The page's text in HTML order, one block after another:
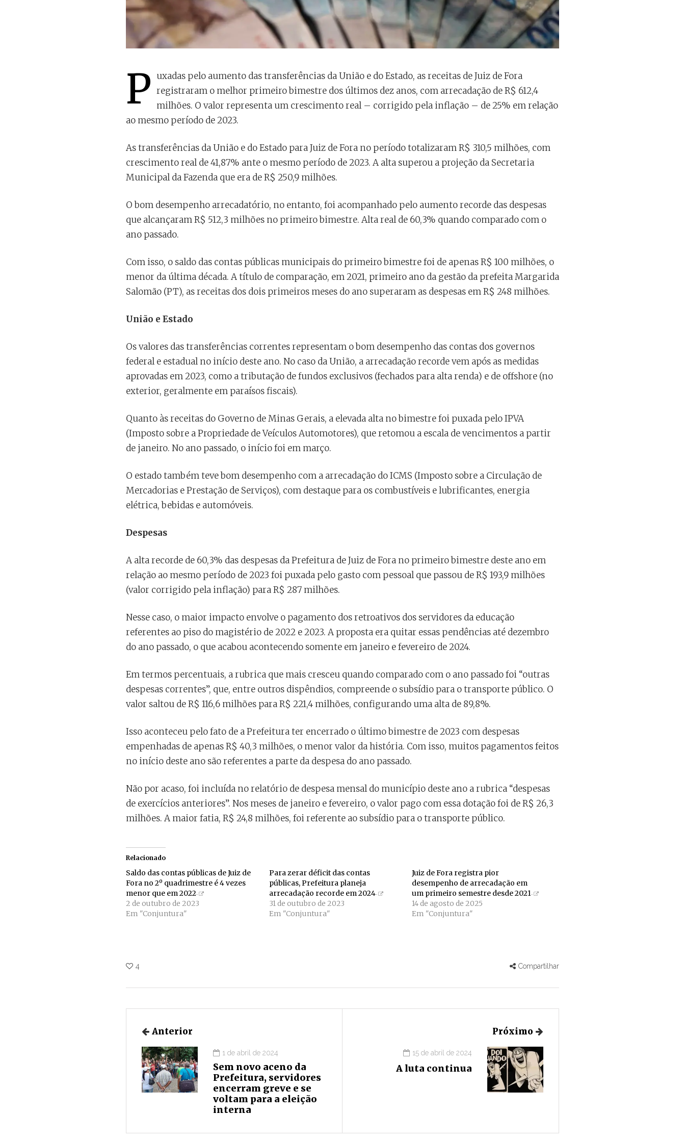
P uxadas pelo aumento das transferências da União e do Estado, as receitas de Juiz de Fora
registraram o melhor primeiro bimestre dos últimos dez anos, com arrecadação de R$ 612,4
milhões. O valor representa um crescimento real – corrigido pela inflação – de 25% em relação
ao mesmo período de 2023.
As transferências da União e do Estado para Juiz de Fora no período totalizaram R$ 310,5 milhões, com
crescimento real de 41,87% ante o mesmo período de 2023. A alta superou a projeção da Secretaria
Municipal da Fazenda que era de R$ 250,9 milhões.
O bom desempenho arrecadatório, no entanto, foi acompanhado pelo aumento recorde das despesas
que alcançaram R$ 512,3 milhões no primeiro bimestre. Alta real de 60,3% quando comparado com o
ano passado.
Com isso, o saldo das contas públicas municipais do primeiro bimestre foi de apenas R$ 100 milhões, o
menor da última década. A título de comparação, em 2021, primeiro ano da gestão da prefeita Margarida
Salomão (PT), as receitas dos dois primeiros meses do ano superaram as despesas em R$ 248 milhões.
União e Estado
Os valores das transferências correntes representam o bom desempenho das contas dos governos
federal e estadual no início deste ano. No caso da União, a arrecadação recorde vem após as medidas
aprovadas em 2023, como a tributação de fundos exclusivos (fechados para alta renda) e de offshore (no
exterior, geralmente em paraísos fiscais).
Quanto às receitas do Governo de Minas Gerais, a elevada alta no bimestre foi puxada pelo IPVA
(Imposto sobre a Propriedade de Veículos Automotores), que retomou a escala de vencimentos a partir
de janeiro. No ano passado, o início foi em março.
O estado também teve bom desempenho com a arrecadação do ICMS (Imposto sobre a Circulação de
Mercadorias e Prestação de Serviços), com destaque para os combustíveis e lubrificantes, energia
elétrica, bebidas e automóveis.
Despesas
A alta recorde de 60,3% das despesas da Prefeitura de Juiz de Fora no primeiro bimestre deste ano em
relação ao mesmo período de 2023 foi puxada pelo gasto com pessoal que passou de R$ 193,9 milhões
(valor corrigido pela inflação) para R$ 287 milhões.
Nesse caso, o maior impacto envolve o pagamento dos retroativos dos servidores da educação
referentes ao piso do magistério de 2022 e 2023. A proposta era quitar essas pendências até dezembro
do ano passado, o que acabou acontecendo somente em janeiro e fevereiro de 2024.
Em termos percentuais, a rubrica que mais cresceu quando comparado com o ano passado foi “outras
despesas correntes”, que, entre outros dispêndios, compreende o subsídio para o transporte público. O
valor saltou de R$ 116,6 milhões para R$ 221,4 milhões, configurando uma alta de 89,8%.
Isso aconteceu pelo fato de a Prefeitura ter encerrado o último bimestre de 2023 com despesas
empenhadas de apenas R$ 40,3 milhões, o menor valor da história. Com isso, muitos pagamentos feitos
no início deste ano são referentes a parte da despesa do ano passado.
Não por acaso, foi incluída no relatório de despesa mensal do município deste ano a rubrica “despesas
de exercícios anteriores”. Nos meses de janeiro e fevereiro, o valor pago com essa dotação foi de R$ 26,3
milhões. A maior fatia, R$ 24,8 milhões, foi referente ao subsídio para o transporte público.
Relacionado
Saldo das contas públicas de Juiz de
Fora no 2º quadrimestre é 4 vezes
menor que em 2022
2 de outubro de 2023
Em "Conjuntura"
Para zerar déficit das contas
públicas, Prefeitura planeja
arrecadação recorde em 2024
31 de outubro de 2023
Em "Conjuntura"
Juiz de Fora registra pior
desempenho de arrecadação em
um primeiro semestre desde 2021
14 de agosto de 2025
Em "Conjuntura"
4 Compartilhar
Anterior
1 de abril de 2024
Sem novo aceno da
Prefeitura, servidores
encerram greve e se
voltam para a eleição
interna
Próximo
15 de abril de 2024
A luta continua